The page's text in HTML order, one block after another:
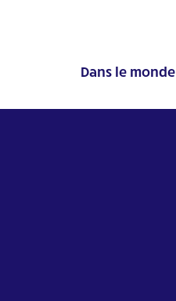
Dans le monde